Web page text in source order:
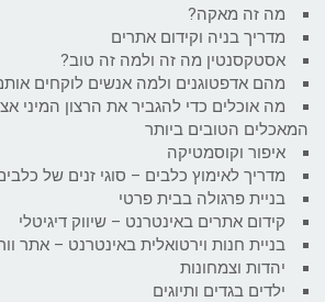
מה זה מאקה?
מדריך בניה וקידום אתרים
אסטקסנטין מה זה ולמה זה טוב?
מהם אדפטוגנים ולמה אנשים לוקחים
המאכלים הטובים ביותר
איפור וקוסמטיקה
מדריך לאימוץ כלבים – סוגי זנים של
בניית פרגולה בבית פרטי
קידום אתרים באינטרנט – שיווק דיגיטלי
בניית חנות וירטואלית באינטרנט – אתר
יהדות וצמחונות
ילדים בגדים ותיוגים